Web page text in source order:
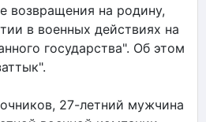
возвращения на родину,
в военных действиях на
государства". Об этом
27-летний мужчина